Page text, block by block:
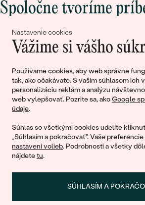
Nastavenie cookies
Vážime si vášho
Používame cookies, aby web správne
tak, ako očakávate. S vaším súhlasom ich
personalizáciu reklám a analýzu
web vylepšovať. Pozrite sa, akoGoogle
údaje.
Súhlas so všetkými cookies udelíte
„Súhlasím a pokračovať". Vaše
nastavení volieb. Podrobnosti a všetky
nájdetetu.
SÚHLASÍM A
Spoločne tvoríme
lásky
Pripojte sa k nám!
© 2011 - 2026, Eppi.sk